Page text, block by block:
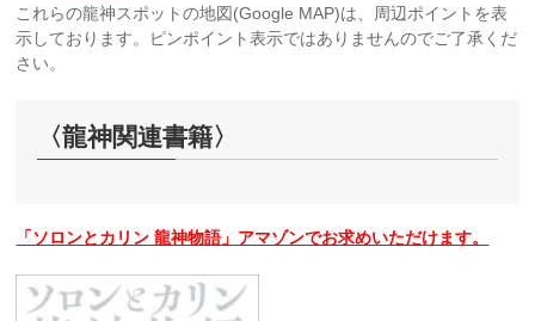
これらの龍神スポットの地図(Google MAP)は、周辺ポイントを表
示しております。ピンポイント表示ではありませんのでご了承くだ
さい。
〈龍神関連書籍〉
「ソロンとカリン 龍神物語」アマゾンでお求めいただけます。